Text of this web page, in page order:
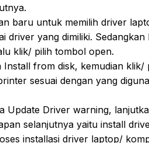
baru untuk memilih driver
driver yang dimiliki.
klik/ pilih tombol open.
from disk, kemudian klik/
sesuai dengan yang
Update Driver warning,
selanjutnya yaitu install
installasi driver laptop/